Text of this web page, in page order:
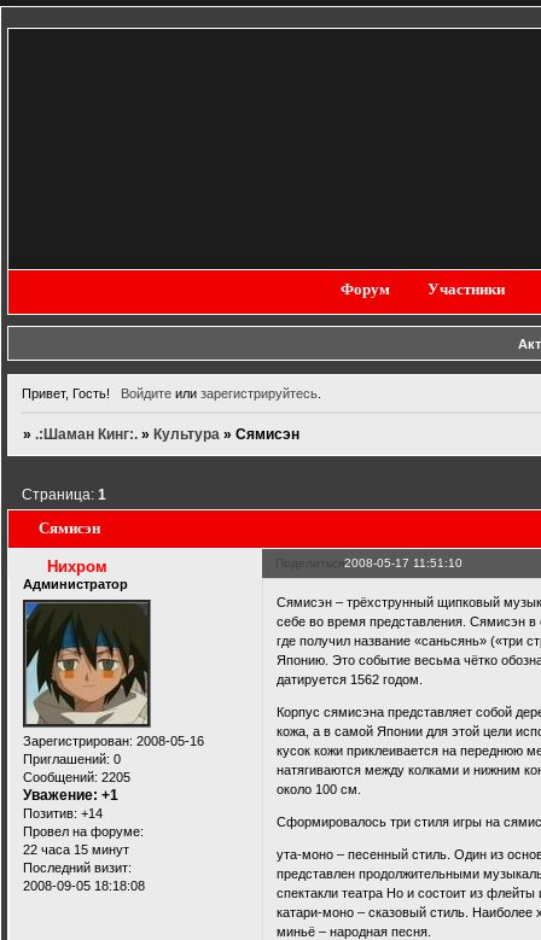
Форум Участники
Привет, Гость! Войдитеили зарегистрируйтесь.
».:Шаман Кинг:. » Культура »Сямисэн
Сямисэн
Страница:1
Поделиться2008-05-17 11:51:10
Нихром
Администратор
Зарегистрирован: 2008-05-16
Приглашений: 0
Сообщений: 2205
Уважение: +1
Позитив: +14
Провел на форуме:
22 часа 15 минут
Последний визит:
2008-09-05 18:18:08
Сямисэн – трёхструнный щипковый
себе во время представления. Сямисэн в
где получил название «саньсянь» («три
Японию. Это событие весьма чётко
датируется 1562 годом.
Корпус сямисэна представляет собой
кожа, а в самой Японии для этой цели
кусок кожи приклеивается на переднюю
натягиваются между колками и нижним
около 100 см.
Сформировалось три стиля игры на
ута-моно – песенный стиль. Один из
представлен продолжительными
спектакли театра Но и состоит из
катари-моно – сказовый стиль. Наиболее
миньё – народная песня.